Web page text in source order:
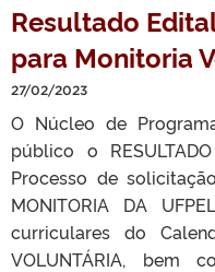
Resultado
para Monitoria
27/02/2023
O Núcleo de
público o
Processo de
MONITORIA DA
curriculares do
VOLUNTÁRIA, bem